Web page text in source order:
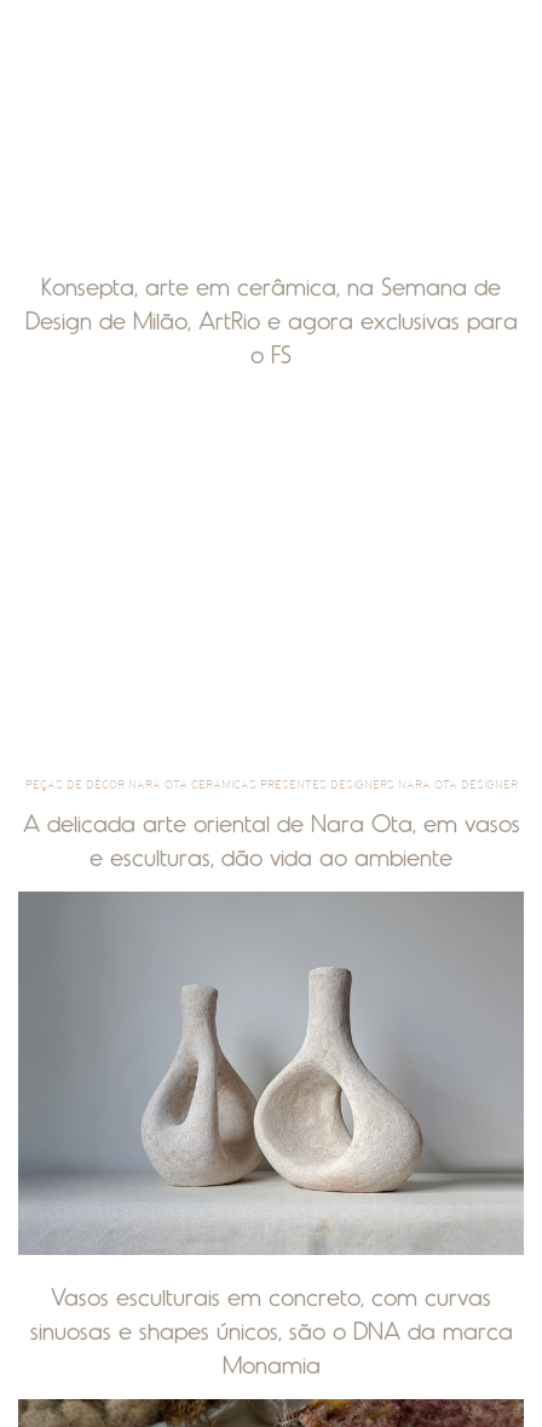
Konsepta, arte em cerâmica, na Semana de
Design de Milão, ArtRio e agora exclusivas para
o FS
PEÇAS DE DÉCOR NARA OTA CERÂMICAS PRESENTES DESIGNERS NARA OTA DESIGNER
A delicada arte oriental de Nara Ota, em vasos
e esculturas, dão vida ao ambiente
Vasos esculturais em concreto, com curvas
sinuosas e shapes únicos, são o DNA da marca
Monamia